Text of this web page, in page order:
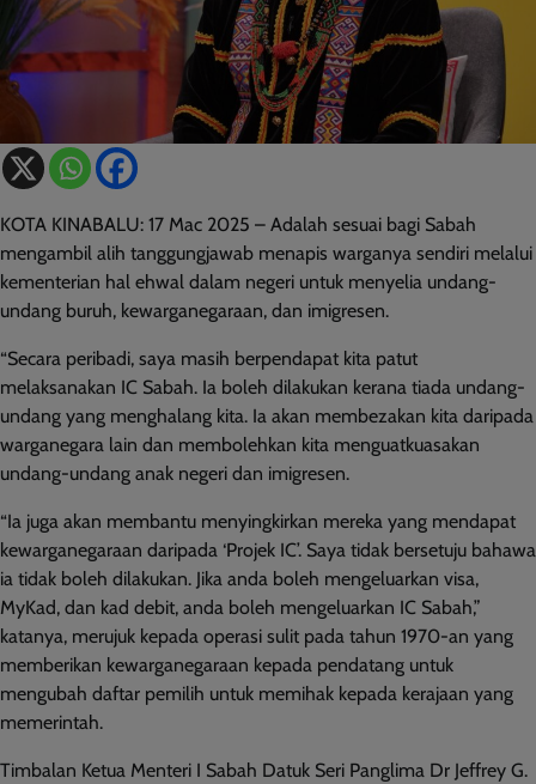
KOTA KINABALU: 17 Mac 2025 – Adalah sesuai bagi Sabah
mengambil alih tanggungjawab menapis warganya sendiri melalui
kementerian hal ehwal dalam negeri untuk menyelia undang-
undang buruh, kewarganegaraan, dan imigresen.
“Secara peribadi, saya masih berpendapat kita patut
melaksanakan IC Sabah. Ia boleh dilakukan kerana tiada undang-
undang yang menghalang kita. Ia akan membezakan kita daripada
warganegara lain dan membolehkan kita menguatkuasakan
undang-undang anak negeri dan imigresen.
“Ia juga akan membantu menyingkirkan mereka yang mendapat
kewarganegaraan daripada ‘Projek IC’. Saya tidak bersetuju bahawa
ia tidak boleh dilakukan. Jika anda boleh mengeluarkan visa,
MyKad, dan kad debit, anda boleh mengeluarkan IC Sabah,”
katanya, merujuk kepada operasi sulit pada tahun 1970-an yang
memberikan kewarganegaraan kepada pendatang untuk
mengubah daftar pemilih untuk memihak kepada kerajaan yang
memerintah.
Timbalan Ketua Menteri I Sabah Datuk Seri Panglima Dr Jeffrey G.